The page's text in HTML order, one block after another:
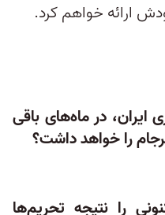
ارائه خواهم کرد.
ایران، در ماه‌های باقی
را خواهد داشت؟
را نتیجه تحریم‌ها